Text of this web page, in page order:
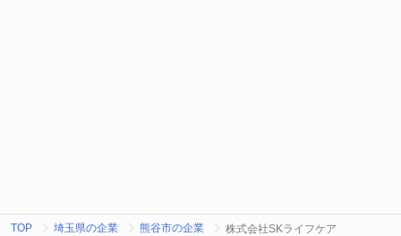
TOP 埼玉県の企業 熊谷市の企業 株式会社SKライフケア